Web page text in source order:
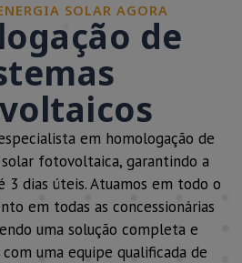
SOLAR AGORA
de
em homologação de
fotovoltaica, garantindo a
dias úteis. Atuamos em todo o
em todas as concessionárias
uma solução completa e
uma equipe qualificada de